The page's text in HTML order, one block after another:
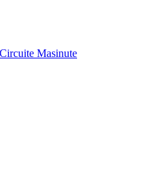
Masinute